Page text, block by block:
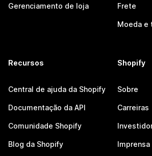
Gerenciamento de loja Frete
Moeda e
Recursos
Central de ajuda da Shopify
Documentação da API
Comunidade Shopify
Blog da Shopify
Shopify
Sobre
Carreiras